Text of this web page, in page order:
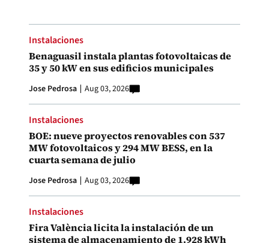
Instalaciones
Benaguasil instala plantas fotovoltaicas de
35 y 50 kW en sus edificios municipales
Jose Pedrosa Aug 03, 2026
Instalaciones
BOE: nueve proyectos renovables con 537
MW fotovoltaicos y 294 MW BESS, en la
cuarta semana de julio
Jose Pedrosa Aug 03, 2026
Instalaciones
Fira València licita la instalación de un
sistema de almacenamiento de 1.928 kWh